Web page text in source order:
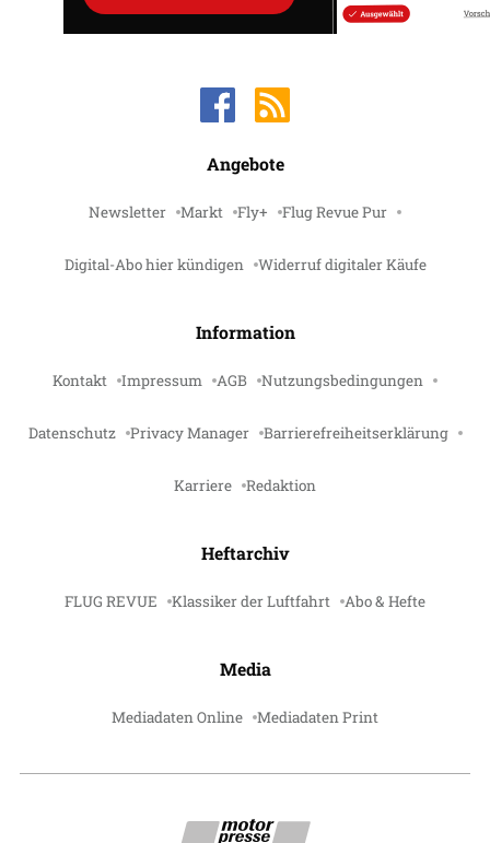
Angebote
Newsletter Markt Fly+ Flug Revue Pur
Digital-Abo hier kündigen Widerruf digitaler Käufe
Information
Kontakt Impressum AGB Nutzungsbedingungen
Datenschutz Privacy Manager Barrierefreiheitserklärung
Karriere Redaktion
Heftarchiv
FLUG REVUE Klassiker der Luftfahrt Abo & Hefte
Media
Mediadaten Online Mediadaten Print